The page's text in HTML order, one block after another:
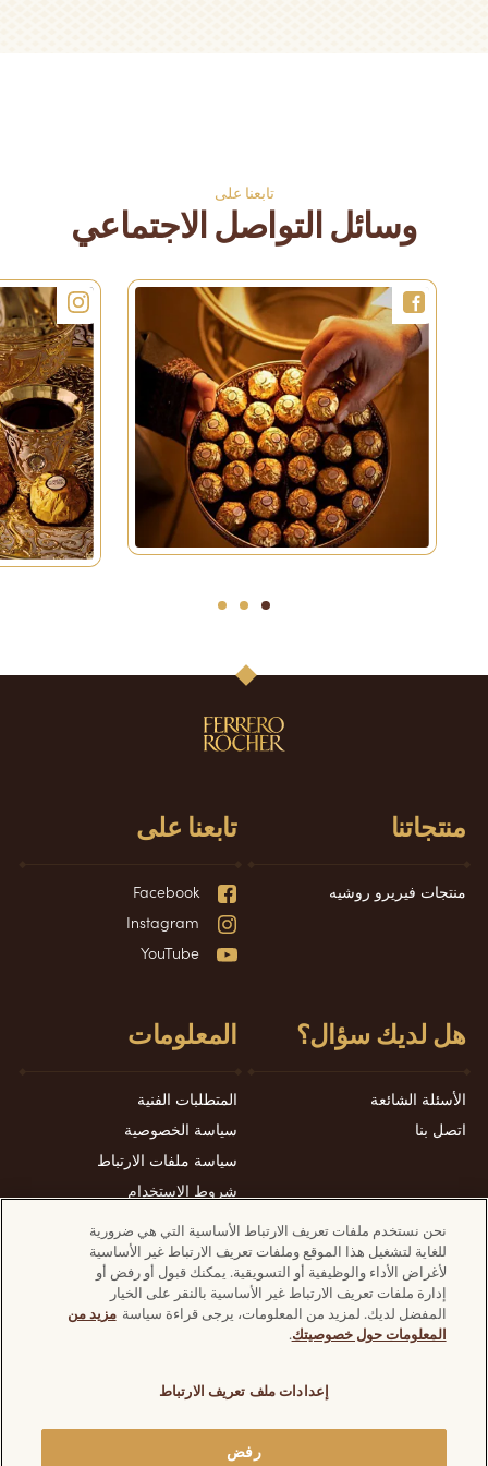
تابعنا على
وسائل التواصل الاجتماعي
1
2
3
منتجاتنا
منتجات فيريرو روشيه
هل لديك سؤال؟
الأسئلة الشائعة
اتصل بنا
المعلومات
المتطلبات الفنية
سياسة الخصوصية
سياسة ملفات الارتباط
شروط الاستخدام
تابعنا على
Facebook
Instagram
YouTube
فيريرو 2026. جميع الحقوق محفوظة©
اكتشف مواقع فيريرو الأخرى على الويب:
نحن نستخدم ملفات تعريف الارتباط الأساسية التي هي ضرورية
للغاية لتشغيل هذا الموقع وملفات تعريف الارتباط غير الأساسية
لأغراض الأداء والوظيفية أو التسويقية. يمكنك قبول أو رفض أو
إدارة ملفات تعريف الارتباط غير الأساسية بالنقر على الخيار
المفضل لديك. لمزيد من المعلومات، يرجى قراءة سياسة مزيد من
المعلومات حول خصوصيتك.
إعدادات ملف تعريف الارتباط
رفض